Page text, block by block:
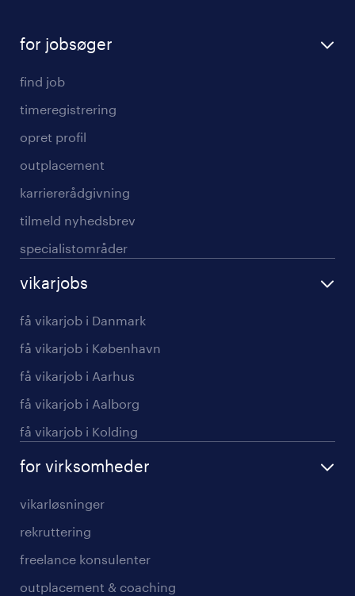
for jobsøger
find job
timeregistrering
opret profil
outplacement
karriererådgivning
tilmeld nyhedsbrev
specialistområder
vikarjobs
få vikarjob i Danmark
få vikarjob i København
få vikarjob i Aarhus
få vikarjob i Aalborg
få vikarjob i Kolding
for virksomheder
vikarløsninger
rekruttering
freelance konsulenter
outplacement & coaching